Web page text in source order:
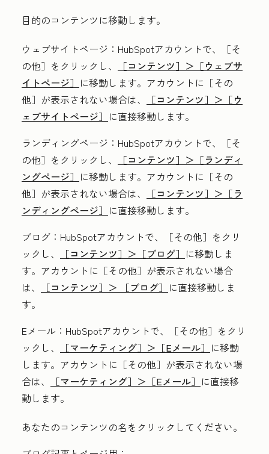
目的のコンテンツに移動します。
ウェブサイトページ ：HubSpotアカウントで、
［そ
の他］をクリックし、
［コンテンツ］＞ ［ウェブサ
イトページ］ に移動します。アカウントに ［その
他］が表示されない場合は、
［コンテンツ］＞ ［ウ
ェブサイトページ］ に直接移動します。
ランディングページ ：HubSpotアカウントで、
［そ
の他］をクリックし、
［コンテンツ］＞ ［ランディ
ングページ］ に移動します。アカウントに ［その
他］が表示されない場合は、
［コンテンツ］＞ ［ラ
ンディングページ］ に直接移動します。
ブログ ：HubSpotアカウントで、
［その他］をクリ
ックし、
［コンテンツ］＞ ［ブログ］ に移動しま
す。アカウントに ［その他］が表示されない場合
は、
［コンテンツ］＞ ［ブログ］ に直接移動しま
す。
Eメール ：HubSpotアカウントで、
［その他］をクリ
ックし、
［マーケティング］＞ ［Eメール］ に移動
します。アカウントに ［その他］が表示されない場
合は、
［マーケティング］＞ ［Eメール］ に直接移
動します。
あなたのコンテンツの名 をクリックしてください。